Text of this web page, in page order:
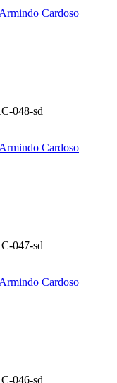
Cardoso
048-sd
Cardoso
047-sd
Cardoso
046-sd